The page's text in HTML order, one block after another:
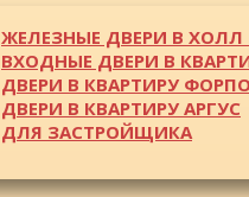
ЖЕЛЕЗНЫЕ ДВЕРИ В ХОЛЛ
ВХОДНЫЕ ДВЕРИ В
ДВЕРИ В КВАРТИРУ
ДВЕРИ В КВАРТИРУ АРГУС
ДЛЯ ЗАСТРОЙЩИКА